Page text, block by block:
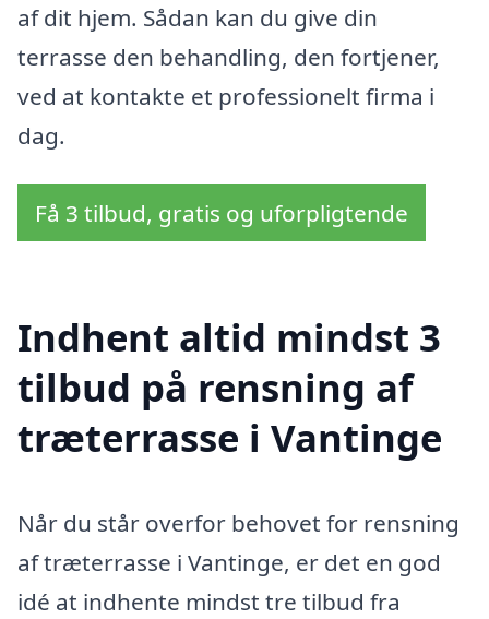
af dit hjem. Sådan kan du give din
terrasse den behandling, den fortjener,
ved at kontakte et professionelt firma i
dag.
Få 3 tilbud, gratis og uforpligtende
Indhent altid mindst 3
tilbud på rensning af
træterrasse i Vantinge
Når du står overfor behovet for rensning
af træterrasse i Vantinge, er det en god
idé at indhente mindst tre tilbud fra